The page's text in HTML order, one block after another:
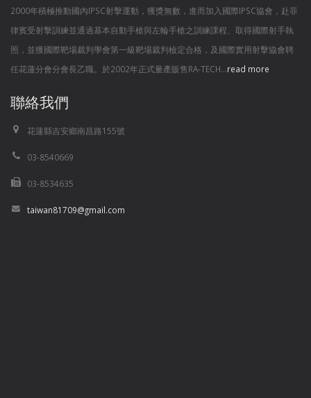
2000年積極推動國內IPSC射擊運動，獲獎無數，進而加入國際IPSC協會，赴菲
律賓受射擊訓練並通過基本自動手槍與左輪手槍之訓練課程、取得國際射手執
照，並獲國際靶場裁判學會第一級靶場裁判檢定合格，及國際實用射擊協會聘
任花蓮分會分會長乙職。於2002年正式量產販售RA-TECH...read more
聯絡我們
花蓮縣吉安鄉南昌路155號
03-8540669
03-8534635
taiwan81709@gmail.com